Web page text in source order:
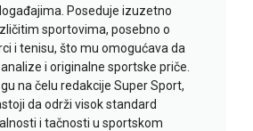
Poseduje izuzetno
sportovima, posebno o
i tenisu, što mu omogućava da
i originalne sportske priče.
na čelu redakcije Super Sport,
da održi visok standard
i tačnosti u sportskom